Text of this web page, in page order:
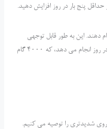
تا 12000 قدم در روز انجام دهند. این به طور قابل توجهی
بیشتر از میانگین تعداد قدم هایی است که یک فرد میانسال در روز انجام می دهد، که 4000 گام
شدیدتری را توصیه می کنیم.